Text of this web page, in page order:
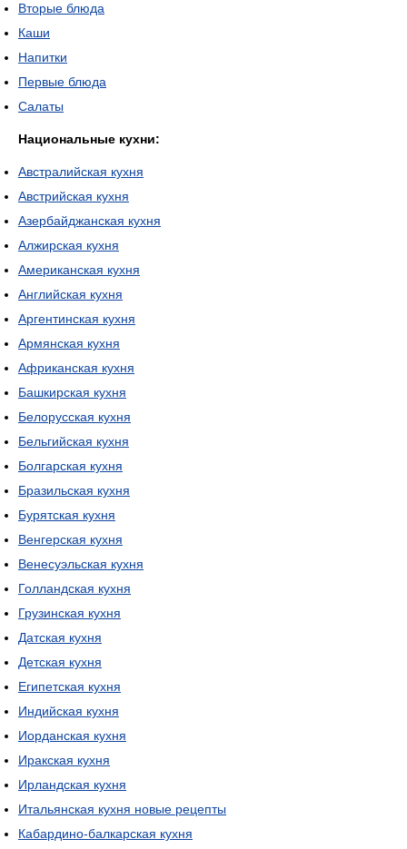
Вторые блюда
Каши
Напитки
Первые блюда
Салаты
Национальные кухни:
Австралийская кухня
Австрийская кухня
Азербайджанская кухня
Алжирская кухня
Американская кухня
Английская кухня
Аргентинская кухня
Армянская кухня
Африканская кухня
Башкирская кухня
Белорусская кухня
Бельгийская кухня
Болгарская кухня
Бразильская кухня
Бурятская кухня
Венгерская кухня
Венесуэльская кухня
Голландская кухня
Грузинская кухня
Датская кухня
Детская кухня
Египетская кухня
Индийская кухня
Иорданская кухня
Иракская кухня
Ирландская кухня
Итальянская кухня новые рецепты
Кабардино-балкарская кухня